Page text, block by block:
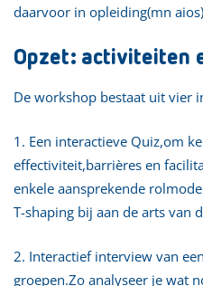
daarvoor in opleiding(mn
Opzet: activiteiten
De workshop bestaat uit vier
1. Een interactieve Quiz,om
effectiviteit,barrières en
enkele aansprekende
T-shaping bij aan de arts van
2. Interactief interview van
groepen.Zo analyseer je wat